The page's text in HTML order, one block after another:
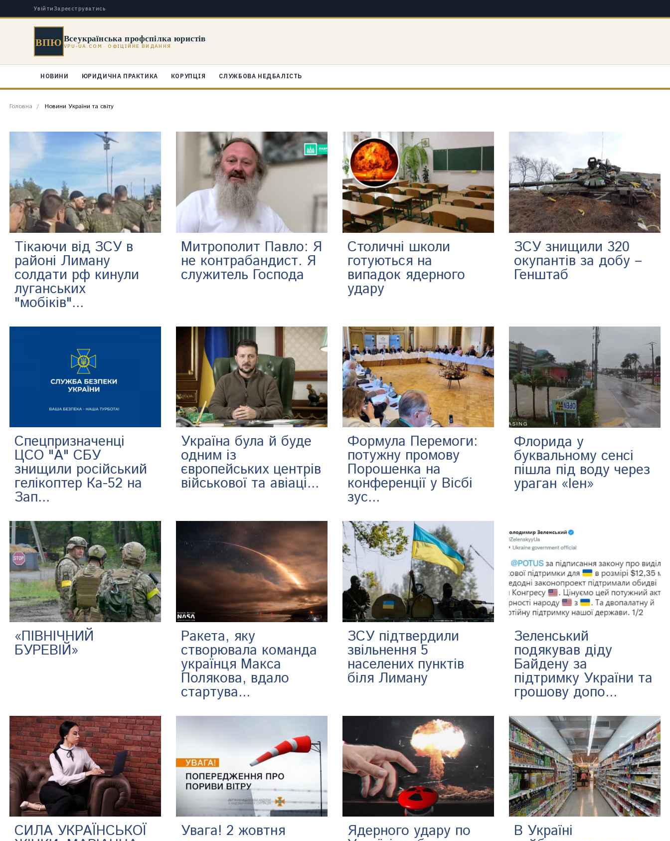
Увійти Зареєструватись
ВПЮ Всеукраїнська профспілка юристів
VPU-UA.COM · ОФІЦІЙНЕ ВИДАННЯ
НОВИНИ ЮРИДИЧНА ПРАКТИКА КОРУПЦІЯ СЛУЖБОВА НЕДБАЛІСТЬ
Головна Новини України та світу
Тікаючи від ЗСУ в
районі Лиману
солдати рф кинули
луганських
"мобіків"...
Митрополит Павло: Я
не контрабандист. Я
служитель Господа
Столичні школи
готуються на
випадок ядерного
удару
ЗСУ знищили 320
окупантів за добу –
Генштаб
Спецпризначенці
ЦСО "А" СБУ
знищили російський
гелікоптер Ка-52 на
Зап...
Україна була й буде
одним із
європейських центрів
військової та авіаці...
Формула Перемоги:
потужну промову
Порошенка на
конференції у Вісбі
зус...
Флорида у
буквальному сенсі
пішла під воду через
ураган «Іен»
«ПІВНІЧНИЙ
БУРЕВІЙ»
Ракета, яку
створювала команда
українця Макса
Полякова, вдало
стартува...
ЗСУ підтвердили
звільнення 5
населених пунктів
біля Лиману
Зеленський
подякував діду
Байдену за
підтримку України та
грошову допо...
СИЛА УКРАЇНСЬКОЇ Увага! 2 жовтня Ядерного удару по В Україні